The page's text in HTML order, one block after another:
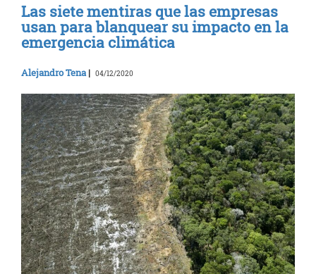
Las siete mentiras que las empresas
usan para blanquear su impacto en la
emergencia climática
Alejandro Tena | 04/12/2020